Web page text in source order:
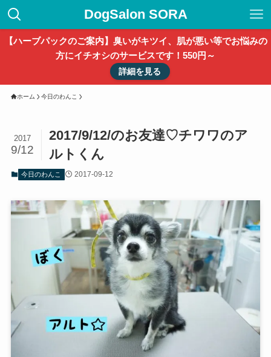
DogSalon SORA
【ハーブパックのご案内】臭いがキツイ、肌が悪い等でお悩みの
方にイチオシのサービスです！550円～
詳細を見る
ホーム 今日のわんこ
2017/9/12/のお友達♡チワワのア
ルトくん
2017
9/12
今日のわんこ 2017-09-12